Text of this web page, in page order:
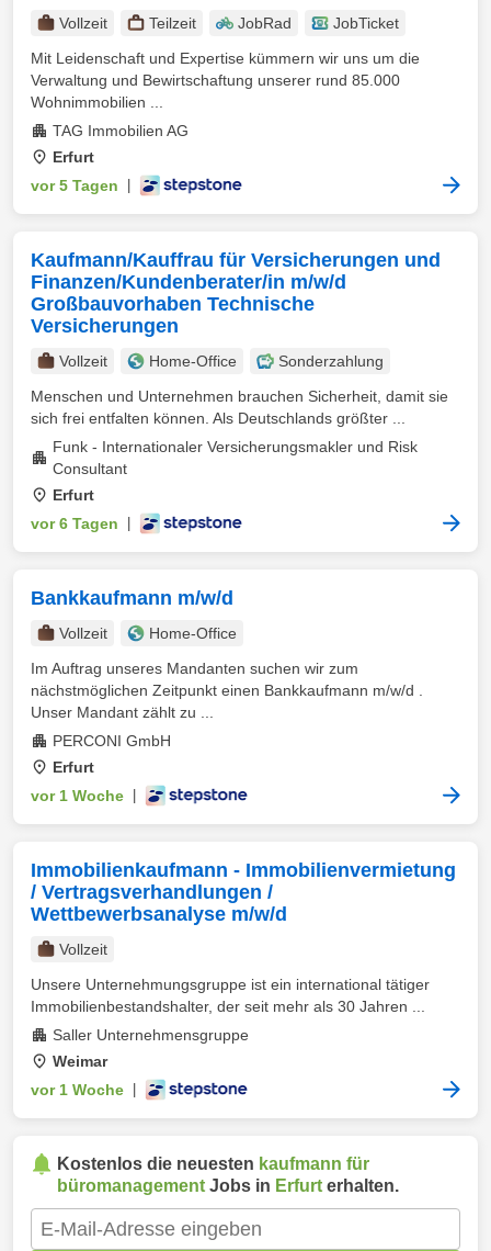
Vollzeit Teilzeit JobRad
JobTicket
Mit Leidenschaft und Expertise kümmern wir uns um die
Verwaltung und Bewirtschaftung unserer rund 85.000
Wohnimmobilien ...
TAG Immobilien AG
Erfurt
vor 5 Tagen
Kaufmann/Kauffrau für Versicherungen und
Finanzen/Kundenberater/in m/w/d
Großbauvorhaben Technische
Versicherungen
Vollzeit Home-Office
Sonderzahlung
Menschen und Unternehmen brauchen Sicherheit, damit sie
sich frei entfalten können. Als Deutschlands größter ...
Funk - Internationaler Versicherungsmakler und Risk
Consultant
Erfurt
vor 6 Tagen
Bankkaufmann m/w/d
Vollzeit
Home-Office
Im Auftrag unseres Mandanten suchen wir zum
nächstmöglichen Zeitpunkt einen Bankkaufmann m/w/d .
Unser Mandant zählt zu ...
PERCONI GmbH
Erfurt
vor 1 Woche
Immobilienkaufmann - Immobilienvermietung
/ Vertragsverhandlungen /
Wettbewerbsanalyse m/w/d
Vollzeit
Unsere Unternehmungsgruppe ist ein international tätiger
Immobilienbestandshalter, der seit mehr als 30 Jahren ...
Saller Unternehmensgruppe
Weimar
vor 1 Woche
Kostenlos die neuesten kaufmann für
büromanagement Jobs in Erfurt erhalten.